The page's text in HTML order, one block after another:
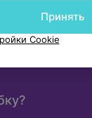
Принять
Cookie